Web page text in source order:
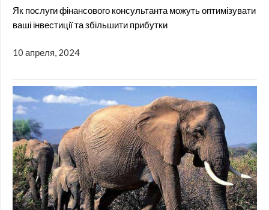
Як послуги фінансового консультанта можуть оптимізувати
ваші інвестиції та збільшити прибутки
10 апреля, 2024